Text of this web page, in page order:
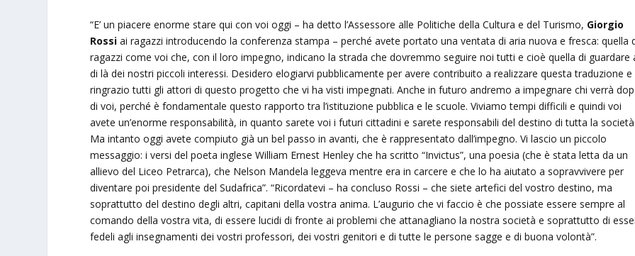
“E’ un piacere enorme stare qui con voi oggi – ha detto l’Assessore alle Politiche della Cultura e del Turismo, Giorgio
Rossi ai ragazzi introducendo la conferenza stampa – perché avete portato una ventata di aria nuova e fresca: quella
ragazzi come voi che, con il loro impegno, indicano la strada che dovremmo seguire noi tutti e cioè quella di guardare
di là dei nostri piccoli interessi. Desidero elogiarvi pubblicamente per avere contribuito a realizzare questa traduzione e
ringrazio tutti gli attori di questo progetto che vi ha visti impegnati. Anche in futuro andremo a impegnare chi verrà
di voi, perché è fondamentale questo rapporto tra l’istituzione pubblica e le scuole. Viviamo tempi difficili e quindi voi
avete un’enorme responsabilità, in quanto sarete voi i futuri cittadini e sarete responsabili del destino di tutta la
Ma intanto oggi avete compiuto già un bel passo in avanti, che è rappresentato dall’impegno. Vi lascio un piccolo
messaggio: i versi del poeta inglese William Ernest Henley che ha scritto “Invictus”, una poesia (che è stata letta da un
allievo del Liceo Petrarca), che Nelson Mandela leggeva mentre era in carcere e che lo ha aiutato a sopravvivere per
diventare poi presidente del Sudafrica”. “Ricordatevi – ha concluso Rossi – che siete artefici del vostro destino, ma
soprattutto del destino degli altri, capitani della vostra anima. L’augurio che vi faccio è che possiate essere sempre al
comando della vostra vita, di essere lucidi di fronte ai problemi che attanagliano la nostra società e soprattutto di
fedeli agli insegnamenti dei vostri professori, dei vostri genitori e di tutte le persone sagge e di buona volontà”.